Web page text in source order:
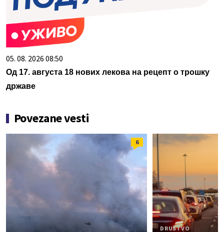
05. 08. 2026 08:50
Од 17. августа 18 нових лекова на рецепт о трошку
државе
Povezane vesti
6
DRUŠTVO